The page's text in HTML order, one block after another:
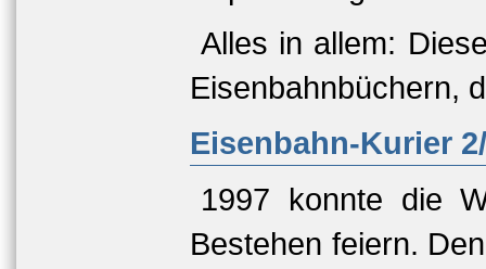
Alles in allem:
Eisenbahnbüchern,
Eisenbahn-Kurier
1997 konnte die
Bestehen feiern.